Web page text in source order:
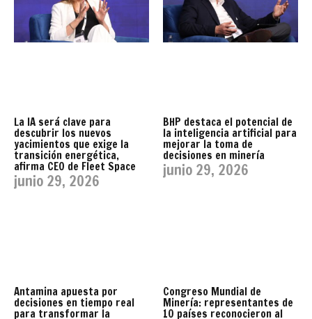
La IA será clave para
descubrir los nuevos
yacimientos que exige la
transición energética,
afirma CEO de Fleet Space
junio 29, 2026
BHP destaca el potencial de
la inteligencia artificial para
mejorar la toma de
decisiones en minería
junio 29, 2026
Antamina apuesta por
decisiones en tiempo real
para transformar la
Congreso Mundial de
Minería: representantes de
10 países reconocieron al